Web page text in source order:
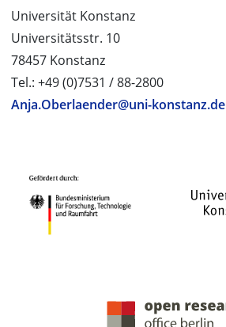
Universität Konstanz
Universitätsstr. 10
78457 Konstanz
Tel.: +49 (0)7531 / 88-2800
Anja.Oberlaender@uni-konstanz.de